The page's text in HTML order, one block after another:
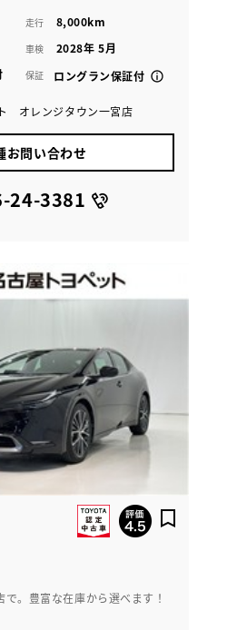
走行 8,000km
車検 2028年 5月
保証 ロングラン保証付
オレンジタウン一宮店
お問い合わせ
24-3381
。豊富な在庫から選べます！